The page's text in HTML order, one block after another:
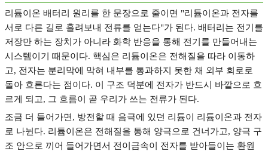
리튬이온 배터리 원리를 한 문장으로 줄이면 "리튬이온과 전자를
서로 다른 길로 흘려보내 전류를 얻는다"가 된다. 배터리는 전기를
저장만 하는 장치가 아니라 화학 반응을 통해 전기를 만들어내는
시스템이기 때문이다. 핵심은 리튬이온은 전해질을 따라 이동하
고, 전자는 분리막에 막혀 내부를 통과하지 못한 채 외부 회로로
돌아 흐른다는 점이다. 이 구조 덕분에 전자가 반드시 바깥으로 흐
르게 되고, 그 흐름이 곧 우리가 쓰는 전류가 된다.
조금 더 들어가면 , 방전할 때 음극에 있던 리튬이 리튬이온과 전자
로 나뉜다. 리튬이온은 전해질을 통해 양극으로 건너가고, 양극 구
조 안으로 끼어 들어가면서 전이금속이 전자를 받아들이는 환원